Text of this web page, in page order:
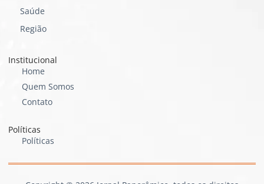
Saúde
Região
Institucional
Home
Quem Somos
Contato
Políticas
Políticas